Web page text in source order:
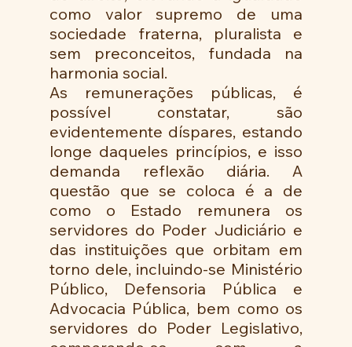
como valor supremo de uma
sociedade fraterna, pluralista e
sem preconceitos, fundada na
harmonia social.
As remunerações públicas, é
possível constatar, são
evidentemente díspares, estando
longe daqueles princípios, e isso
demanda reflexão diária. A
questão que se coloca é a de
como o Estado remunera os
servidores do Poder Judiciário e
das instituições que orbitam em
torno dele, incluindo-se Ministério
Público, Defensoria Pública e
Advocacia Pública, bem como os
servidores do Poder Legislativo,